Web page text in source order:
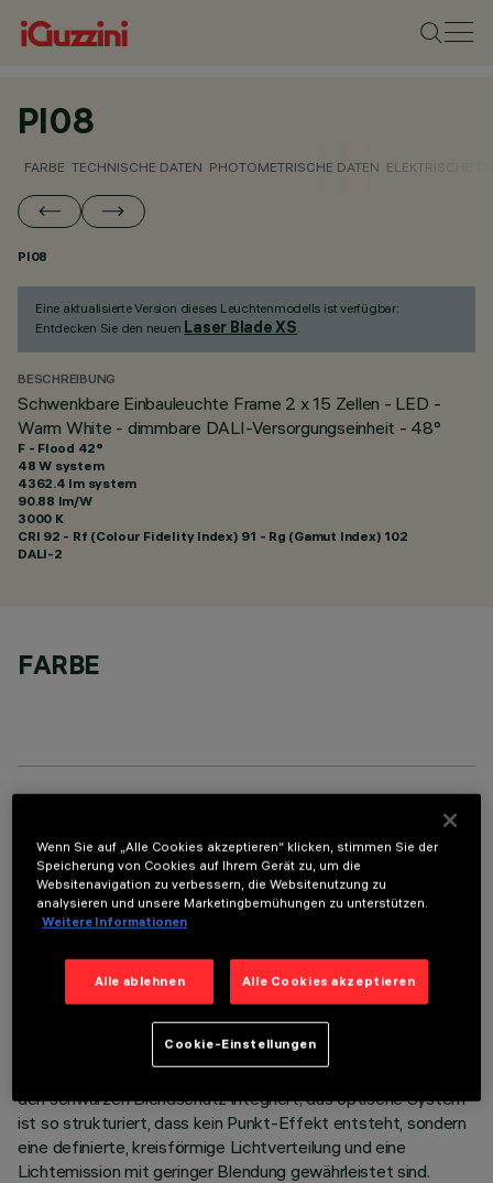
PI08
FARBE TECHNISCHE DATEN PHOTOMETRISCHE DATEN ELEKTRISCHE
PI08
Eine aktualisierte Version dieses Leuchtenmodells ist verfügbar:
Entdecken Sie den neuen Laser Blade XS.
BESCHREIBUNG
Schwenkbare Einbauleuchte Frame 2 x 15 Zellen - LED -
Warm White - dimmbare DALI-Versorgungseinheit - 48°
F - Flood 42°
48 W system
4362.4 lm system
90.88 lm/W
3000 K
CRI 92 - Rf (Colour Fidelity Index) 91 - Rg (Gamut Index) 102
DALI-2
FARBE
LETZTES UPDATE: 07.08.2026
BESCHREIBUNG
Rechteckige Einbauleuchte mit LED. Strukturgehäuse aus
profiliertem Stahlblech mit Anschlag-Außenrand. Der lineare
Korpus aus Aluminiumdruckguss mit 15 Zellen sieht die
Möglichkeit vor, die Lichtemission mit einer Schwenkung von
+/- 20° auszurichten. Hochauflösungsoptiken aus
metallisiertem Thermoplast, in zurückgesetzter Position in
den schwarzen Blendschutz integriert; das optische System
ist so strukturiert, dass kein Punkt-Effekt entsteht, sondern
eine definierte, kreisförmige Lichtverteilung und eine
Lichtemission mit geringer Blendung gewährleistet sind.
Wenn Sie auf „Alle Cookies akzeptieren“ klicken, stimmen Sie der
Speicherung von Cookies auf Ihrem Gerät zu, um die
Websitenavigation zu verbessern, die Websitenutzung zu
analysieren und unsere Marketingbemühungen zu unterstützen.
Weitere Informationen
Alle ablehnen Alle Cookies akzeptieren
Cookie-Einstellungen